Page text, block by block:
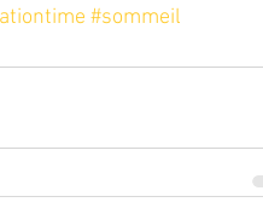
#sommeil